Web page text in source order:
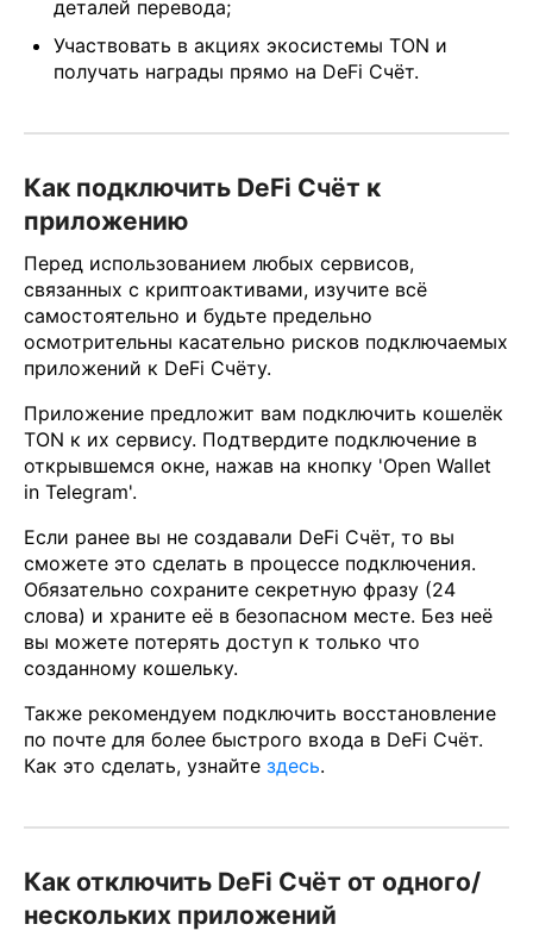
деталей перевода;
Участвовать в акциях экосистемы TON и
получать награды прямо на DeFi Счёт.
Как подключить DeFi Счёт к
приложению
Перед использованием любых сервисов,
связанных с криптоактивами, изучите всё
самостоятельно и будьте предельно
осмотрительны касательно рисков подключаемых
приложений к DeFi Счёту.
Приложение предложит вам подключить кошелёк
TON к их сервису. Подтвердите подключение в
открывшемся окне, нажав на кнопку 'Open Wallet
in Telegram'.
Если ранее вы не создавали DeFi Счёт, то вы
сможете это сделать в процессе подключения.
Обязательно сохраните секретную фразу (24
слова) и храните её в безопасном месте. Без неё
вы можете потерять доступ к только что
созданному кошельку.
Также рекомендуем подключить восстановление
по почте для более быстрого входа в DeFi Счёт.
Как это сделать, узнайте здесь.
Как отключить DeFi Счёт от одного/
нескольких приложений